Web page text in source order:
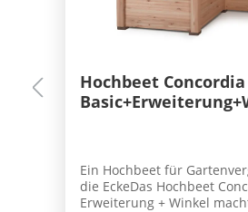
Hochbeet Concordia
Ein Hochbeet für
die EckeDas Hochbeet
Erweiterung + Winkel